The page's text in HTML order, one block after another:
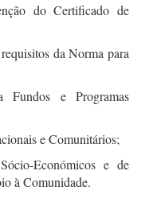
do Certificado de
da Norma para
Fundos e Programas
e Comunitários;
Económicos e de
à Comunidade.